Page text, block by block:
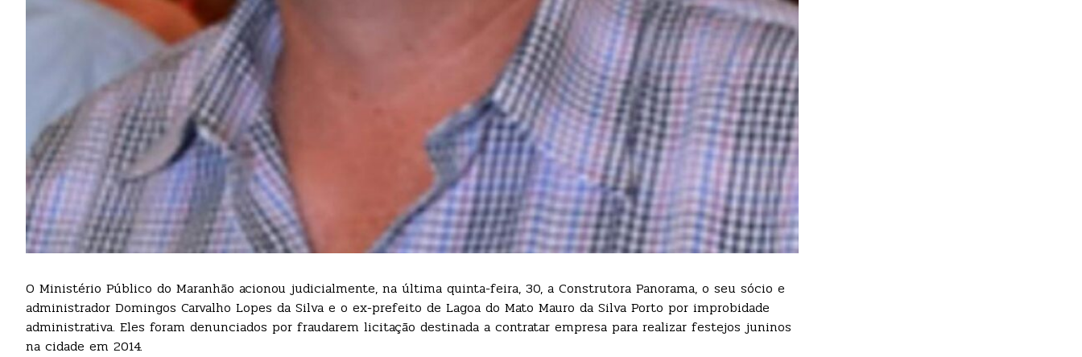
O Ministério Público do Maranhão acionou judicialmente, na última quinta-feira, 30, a Construtora Panorama, o seu sócio e
administrador Domingos Carvalho Lopes da Silva e o ex-prefeito de Lagoa do Mato Mauro da Silva Porto por improbidade
administrativa. Eles foram denunciados por fraudarem licitação destinada a contratar empresa para realizar festejos juninos
na cidade em 2014.